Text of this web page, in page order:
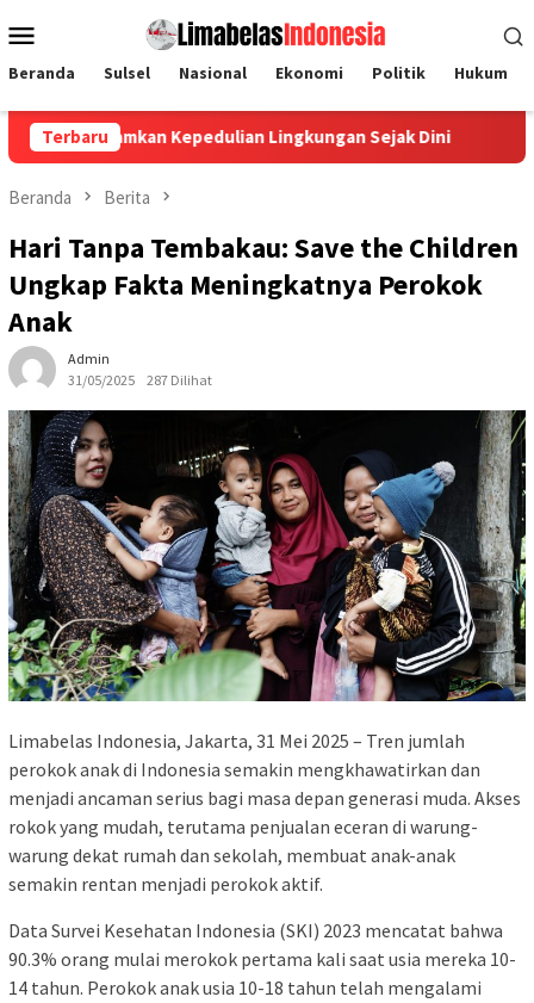
ke
Mobile
Beranda Sulsel Nasional Ekonomi Politik Hukum
Terbaru
Kepedulian Lingkungan Sejak Dini Universitas
Beranda Berita
Hari Tanpa Tembakau: Save the Children
Ungkap Fakta Meningkatnya Perokok
Anak
Admin
31/05/2025
287 Dilihat
Limabelas Indonesia, Jakarta, 31 Mei 2025 – Tren jumlah
perokok anak di Indonesia semakin mengkhawatirkan dan
menjadi ancaman serius bagi masa depan generasi muda. Akses
rokok yang mudah, terutama penjualan eceran di warung-
warung dekat rumah dan sekolah, membuat anak-anak
semakin rentan menjadi perokok aktif.
Data Survei Kesehatan Indonesia (SKI) 2023 mencatat bahwa
90.3% orang mulai merokok pertama kali saat usia mereka 10-
14 tahun. Perokok anak usia 10-18 tahun telah mengalami